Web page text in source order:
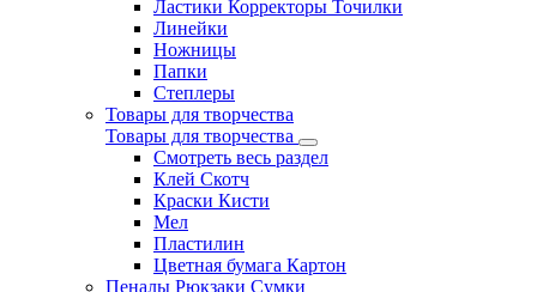
Ластики Корректоры Точилки
Линейки
Ножницы
Папки
Степлеры
Товары для творчества
Товары для творчества
Смотреть весь раздел
Клей Скотч
Краски Кисти
Мел
Пластилин
Цветная бумага Картон
Пеналы Рюкзаки Сумки